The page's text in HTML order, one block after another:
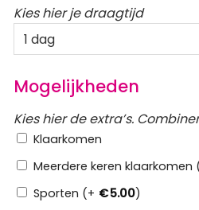
Kies hier je draagtijd
Mogelijkheden
Kies hier de extra’s.
Klaarkomen
Meerdere keren klaarkomen
Sporten (+ €5.00)